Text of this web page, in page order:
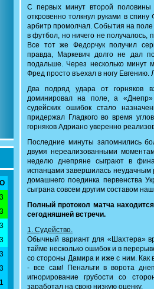
О
3
3
3
3
3
3
1
С первых минут второй половины
откровенно толкнул руками в
арбитр промолчал. События на
в футбол, но ничего не получалось,
Все тот же Федорчук получил
правда, Маркевич долго не дал
подальше. Через несколько минут
Фред просто въехал в ногу
Два подряд удара от горняков
доминировал на поле, а «Днепр»
судейских ошибок стало
придержал Гладкого во время
горняков Адриано уверенно
Последние минуты запомнились
двумя нереализованными
неделю днепряне сыграют в
испанцами завершилась неудачным
домашнего поединка первенства
сыграна совсем другим составом
Полный протокол матча
сегодняшней встречи.
1. Судейство.
Обычный вариант для «Шахтера»
тайме несколько ошибок и в
со стороны Дамира и иже с ним. Как
- все сам! Пенальти в ворота
игнорирование грубости со
заработал на свою низкую оценку.